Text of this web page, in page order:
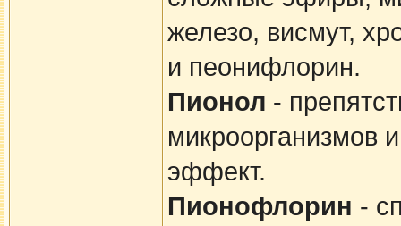
железо, висмут,
и пеонифлорин.
Пионол -
микроорганизмов
эффект.
Пионофлорин -